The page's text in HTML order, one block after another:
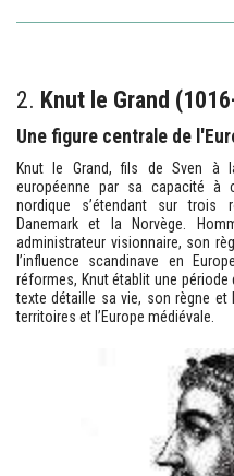
2. Knut le Grand
Une figure centrale de
Knut le Grand, fils de Sven à
européenne par sa capacité à
nordique s’étendant sur trois
Danemark et la Norvège.
administrateur visionnaire, son
l’influence scandinave en
réformes, Knut établit une
texte détaille sa vie, son règne
territoires et l’Europe médiévale.